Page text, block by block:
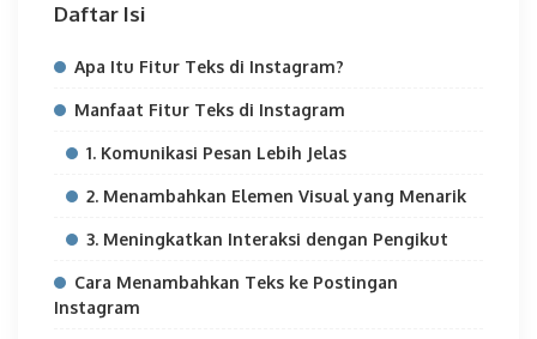
Daftar Isi
Apa Itu Fitur Teks di Instagram?
Manfaat Fitur Teks di Instagram
1. Komunikasi Pesan Lebih Jelas
2. Menambahkan Elemen Visual yang Menarik
3. Meningkatkan Interaksi dengan Pengikut
Cara Menambahkan Teks ke Postingan
Instagram